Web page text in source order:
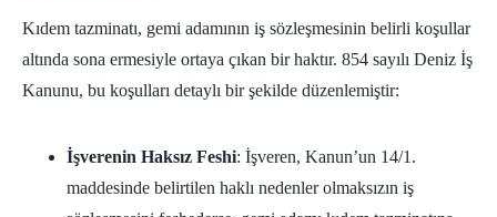
Kıdem tazminatı, gemi adamının iş sözleşmesinin belirli koşullar
altında sona ermesiyle ortaya çıkan bir haktır. 854 sayılı Deniz İş
Kanunu, bu koşulları detaylı bir şekilde düzenlemiştir:
İşverenin Haksız Feshi: İşveren, Kanun’un 14/1.
maddesinde belirtilen haklı nedenler olmaksızın iş